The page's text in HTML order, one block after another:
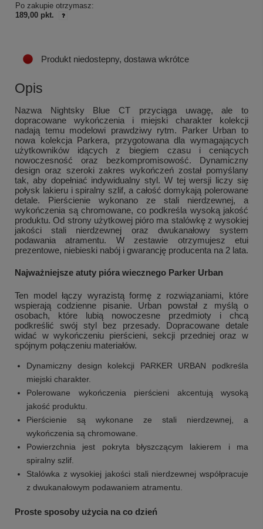
Po zakupie otrzymasz:
189,00 pkt.
Produkt niedostepny, dostawa wkrótce
Opis
Nazwa Nightsky Blue CT przyciąga uwagę, ale to
dopracowane wykończenia i miejski charakter kolekcji
nadają temu modelowi prawdziwy rytm. Parker Urban to
nowa kolekcja Parkera, przygotowana dla wymagających
użytkowników idących z biegiem czasu i ceniących
nowoczesność oraz bezkompromisowość. Dynamiczny
design oraz szeroki zakres wykończeń został pomyślany
tak, aby dopełniać indywidualny styl. W tej wersji liczy się
połysk lakieru i spiralny szlif, a całość domykają polerowane
detale. Pierścienie wykonano ze stali nierdzewnej, a
wykończenia są chromowane, co podkreśla wysoką jakość
produktu. Od strony użytkowej pióro ma stalówkę z wysokiej
jakości stali nierdzewnej oraz dwukanałowy system
podawania atramentu. W zestawie otrzymujesz etui
prezentowe, niebieski nabój i gwarancję producenta na 2 lata.
Najważniejsze atuty pióra wiecznego Parker Urban
Ten model łączy wyrazistą formę z rozwiązaniami, które
wspierają codzienne pisanie. Urban powstał z myślą o
osobach, które lubią nowoczesne przedmioty i chcą
podkreślić swój styl bez przesady. Dopracowane detale
widać w wykończeniu pierścieni, sekcji przedniej oraz w
spójnym połączeniu materiałów.
Dynamiczny design kolekcji PARKER URBAN podkreśla
miejski charakter.
Polerowane wykończenia pierścieni akcentują wysoką
jakość produktu.
Pierścienie są wykonane ze stali nierdzewnej, a
wykończenia są chromowane.
Powierzchnia jest pokryta błyszczącym lakierem i ma
spiralny szlif.
Stalówka z wysokiej jakości stali nierdzewnej współpracuje
z dwukanałowym podawaniem atramentu.
Proste sposoby użycia na co dzień